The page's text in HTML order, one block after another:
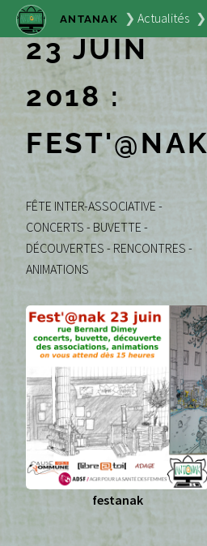
ANTANAK Actualités
23 JUIN
2018 :
FEST'@NAK
FÊTE INTER-ASSOCIATIVE -
CONCERTS - BUVETTE -
DÉCOUVERTES - RENCONTRES -
ANIMATIONS
festanak